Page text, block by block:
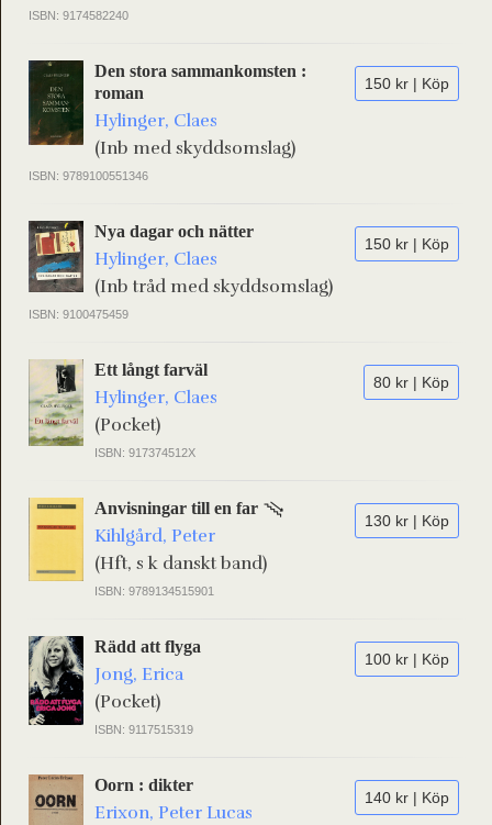
ISBN: 9174582240
150 kr | Köp
Den stora sammankomsten :
roman
Hylinger, Claes
(Inb med skyddsomslag)
ISBN: 9789100551346
150 kr | Köp
Nya dagar och nätter
Hylinger, Claes
(Inb tråd med skyddsomslag)
ISBN: 9100475459
80 kr | Köp
Ett långt farväl
Hylinger, Claes
(Pocket)
ISBN: 917374512X
130 kr | Köp
Anvisningar till en far
Kihlgård, Peter
(Hft, s k danskt band)
ISBN: 9789134515901
100 kr | Köp
Rädd att flyga
Jong, Erica
(Pocket)
ISBN: 9117515319
140 kr | Köp
Oorn : dikter
Erixon, Peter Lucas